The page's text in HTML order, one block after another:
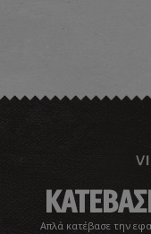
Απλά κατέβασε την